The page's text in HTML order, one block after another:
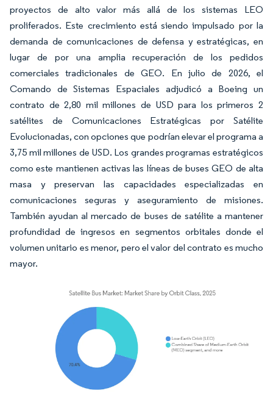
proyectos de alto valor más allá de los sistemas LEO
proliferados. Este crecimiento está siendo impulsado por la
demanda de comunicaciones de defensa y estratégicas, en
lugar de por una amplia recuperación de los pedidos
comerciales tradicionales de GEO. En julio de 2026, el
Comando de Sistemas Espaciales adjudicó a Boeing un
contrato de 2,80 mil millones de USD para los primeros 2
satélites de Comunicaciones Estratégicas por Satélite
Evolucionadas, con opciones que podrían elevar el programa a
3,75 mil millones de USD. Los grandes programas estratégicos
como este mantienen activas las líneas de buses GEO de alta
masa y preservan las capacidades especializadas en
comunicaciones seguras y aseguramiento de misiones.
También ayudan al mercado de buses de satélite a mantener
profundidad de ingresos en segmentos orbitales donde el
volumen unitario es menor, pero el valor del contrato es mucho
mayor.